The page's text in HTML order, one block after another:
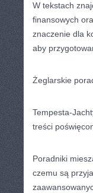
W tekstach
finansowych
znaczenie dla
aby
Żeglarskie
Tempesta-
treści
Poradniki
czemu są